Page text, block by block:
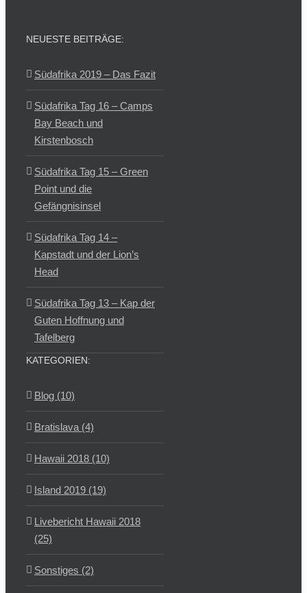
NEUESTE BEITRÄGE:
Südafrika 2019 – Das Fazit
Südafrika Tag 16 – Camps
Bay Beach und
Kirstenbosch
Südafrika Tag 15 – Green
Point und die
Gefängnisinsel
Südafrika Tag 14 –
Kapstadt und der Lion’s
Head
Südafrika Tag 13 – Kap der
Guten Hoffnung und
Tafelberg
KATEGORIEN:
Blog (10)
Bratislava (4)
Hawaii 2018 (10)
Island 2019 (19)
Livebericht Hawaii 2018
(25)
Sonstiges (2)